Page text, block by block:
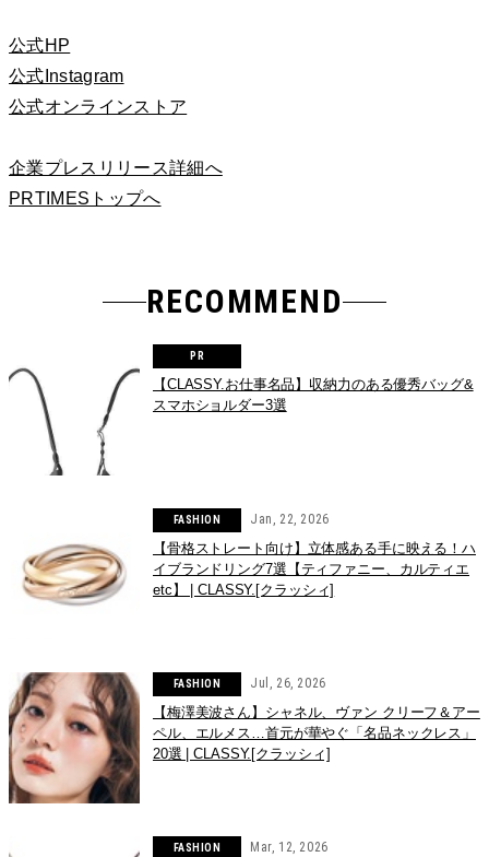
公式HP
公式Instagram
公式オンラインストア
企業プレスリリース詳細へ
PRTIMESトップへ
RECOMMEND
【CLASSY.お仕事名品】収納力のある優秀バッグ&
スマホショルダー3選
FASHION Jan, 22, 2026
【骨格ストレート向け】立体感ある手に映える！ハ
イブランドリング7選【ティファニー、カルティエ
etc】 | CLASSY.[クラッシィ]
FASHION Jul, 26, 2026
【梅澤美波さん】シャネル、ヴァン クリーフ＆アー
ペル、エルメス…首元が華やぐ「名品ネックレス」
20選 | CLASSY.[クラッシィ]
FASHION Mar, 12, 2026